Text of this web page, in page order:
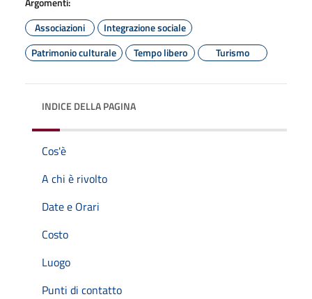
Associazioni
Integrazione sociale
Patrimonio culturale
Tempo libero Turismo
INDICE DELLA PAGINA
Cos'è
A chi è rivolto
Date e Orari
Costo
Luogo
Punti di contatto